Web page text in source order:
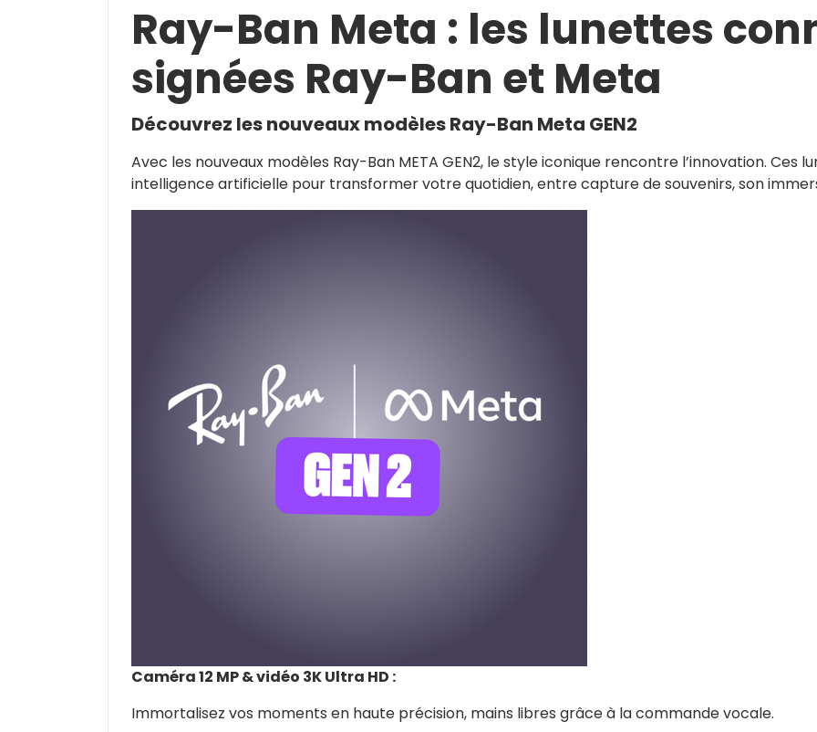
Ray-Ban Meta : les lunettes
signées Ray-Ban et Meta
Découvrez les nouveaux modèles Ray-Ban Meta GEN2
Avec les nouveaux modèles Ray-Ban META GEN2, le style iconique rencontre l’innovation.
intelligence artificielle pour transformer votre quotidien, entre capture de souvenirs, son
Caméra 12 MP & vidéo 3K Ultra HD :
Immortalisez vos moments en haute précision, mains libres grâce à la commande vocale.